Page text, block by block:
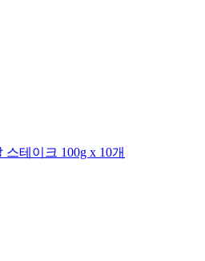
테이크 100g x 10개